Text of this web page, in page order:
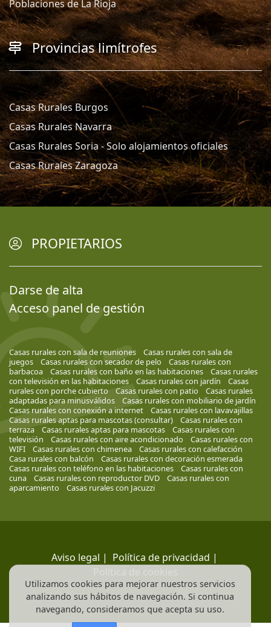
Poblaciones de La Rioja
Provincias limítrofes
Casas Rurales Burgos
Casas Rurales Navarra
Casas Rurales Soria - Solo alojamientos oficiales
Casas Rurales Zaragoza
PROPIETARIOS
Darse de alta
Acceso panel de gestión
Casas rurales con sala de reuniones
Casas rurales con sala de
juegos
Casas rurales con secador de pelo
Casas rurales con
barbacoa
Casas rurales con baño en las habitaciones
Casas rurales
con televisión en las habitaciones
Casas rurales con jardín
Casas
rurales con porche cubierto
Casas rurales con patio
Casas rurales
adaptadas para minusválidos
Casas rurales con mobiliario de jardín
Casas rurales con conexión a internet
Casas rurales con lavavajillas
Casas rurales aptas para mascotas (consultar)
Casas rurales con
terraza
Casas rurales aptas para mascotas
Casas rurales con
televisión
Casas rurales con aire acondicionado
Casas rurales con
WIFI
Casas rurales con chimenea
Casas rurales con calefacción
Casa rurales con balcón
Casas rurales con decoración esmerada
Casas rurales con teléfono en las habitaciones
Casas rurales con
cuna
Casas rurales con reproductor DVD
Casas rurales con
aparcamiento
Casas rurales con Jacuzzi
Aviso legal | Política de privacidad |
Política de cookies
Utilizamos cookies para mejorar nuestros servicios
analizando sus hábitos de navegación. Si continua
navegando, consideramos que acepta su uso.